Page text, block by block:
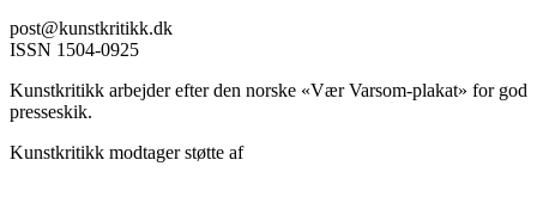
post@kunstkritikk.dk
ISSN 1504-0925
Kunstkritikk arbejder efter den norske «Vær Varsom-plakat» for god
presseskik.
Kunstkritikk modtager støtte af